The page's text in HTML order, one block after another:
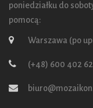
poniedziałku do
pomocą:
Warszawa (po
(+48) 600 402